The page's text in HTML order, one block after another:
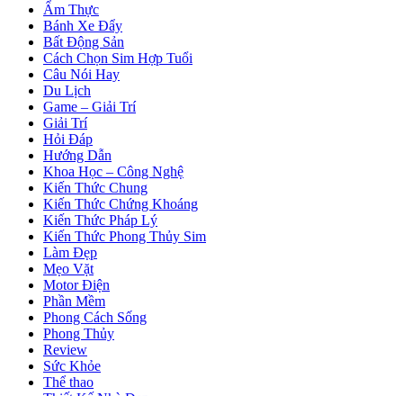
Ẩm Thực
Bánh Xe Đẩy
Bất Động Sản
Cách Chọn Sim Hợp Tuổi
Câu Nói Hay
Du Lịch
Game – Giải Trí
Giải Trí
Hỏi Đáp
Hướng Dẫn
Khoa Học – Công Nghệ
Kiến Thức Chung
Kiến Thức Chứng Khoáng
Kiến Thức Pháp Lý
Kiến Thức Phong Thủy Sim
Làm Đẹp
Mẹo Vặt
Motor Điện
Phần Mềm
Phong Cách Sống
Phong Thủy
Review
Sức Khỏe
Thể thao